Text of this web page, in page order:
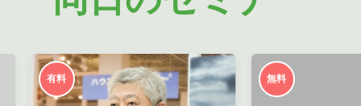
有料 無料